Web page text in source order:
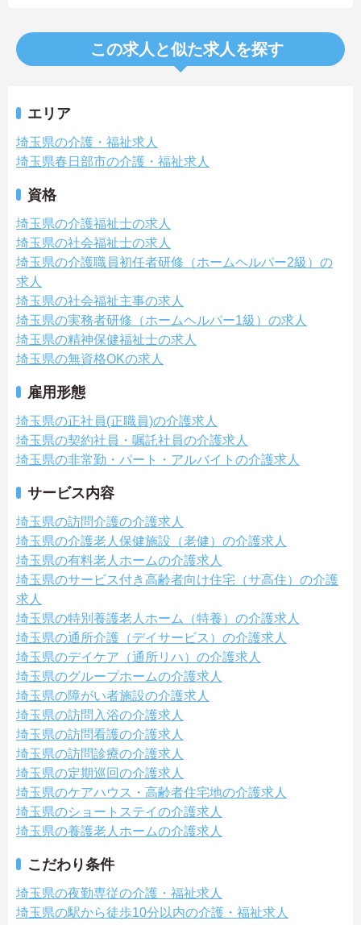
この求人と似た求人を探す
エリア
埼玉県の介護・福祉求人
埼玉県春日部市の介護・福祉求人
資格
埼玉県の介護福祉士の求人
埼玉県の社会福祉士の求人
埼玉県の介護職員初任者研修（ホームヘルパー2級）の
求人
埼玉県の社会福祉主事の求人
埼玉県の実務者研修（ホームヘルパー1級）の求人
埼玉県の精神保健福祉士の求人
埼玉県の無資格OKの求人
雇用形態
埼玉県の正社員(正職員)の介護求人
埼玉県の契約社員・嘱託社員の介護求人
埼玉県の非常勤・パート・アルバイトの介護求人
サービス内容
埼玉県の訪問介護の介護求人
埼玉県の介護老人保健施設（老健）の介護求人
埼玉県の有料老人ホームの介護求人
埼玉県のサービス付き高齢者向け住宅（サ高住）の介護
求人
埼玉県の特別養護老人ホーム（特養）の介護求人
埼玉県の通所介護（デイサービス）の介護求人
埼玉県のデイケア（通所リハ）の介護求人
埼玉県のグループホームの介護求人
埼玉県の障がい者施設の介護求人
埼玉県の訪問入浴の介護求人
埼玉県の訪問看護の介護求人
埼玉県の訪問診療の介護求人
埼玉県の定期巡回の介護求人
埼玉県のケアハウス・高齢者住宅地の介護求人
埼玉県のショートステイの介護求人
埼玉県の養護老人ホームの介護求人
こだわり条件
埼玉県の夜勤専従の介護・福祉求人
埼玉県の駅から徒歩10分以内の介護・福祉求人